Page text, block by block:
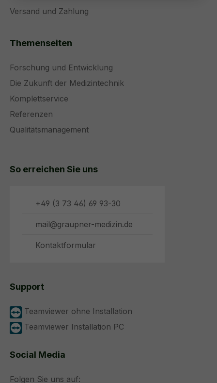
Versand und Zahlung
Themenseiten
Forschung und Entwicklung
Die Zukunft der Medizintechnik
Komplettservice
Referenzen
Qualitätsmanagement
So erreichen Sie uns
+49 (3 73 46) 69 93-30
mail@graupner-medizin.de
Kontaktformular
Support
Teamviewer ohne Installation
Teamviewer Installation PC
Social Media
Folgen Sie uns auf: